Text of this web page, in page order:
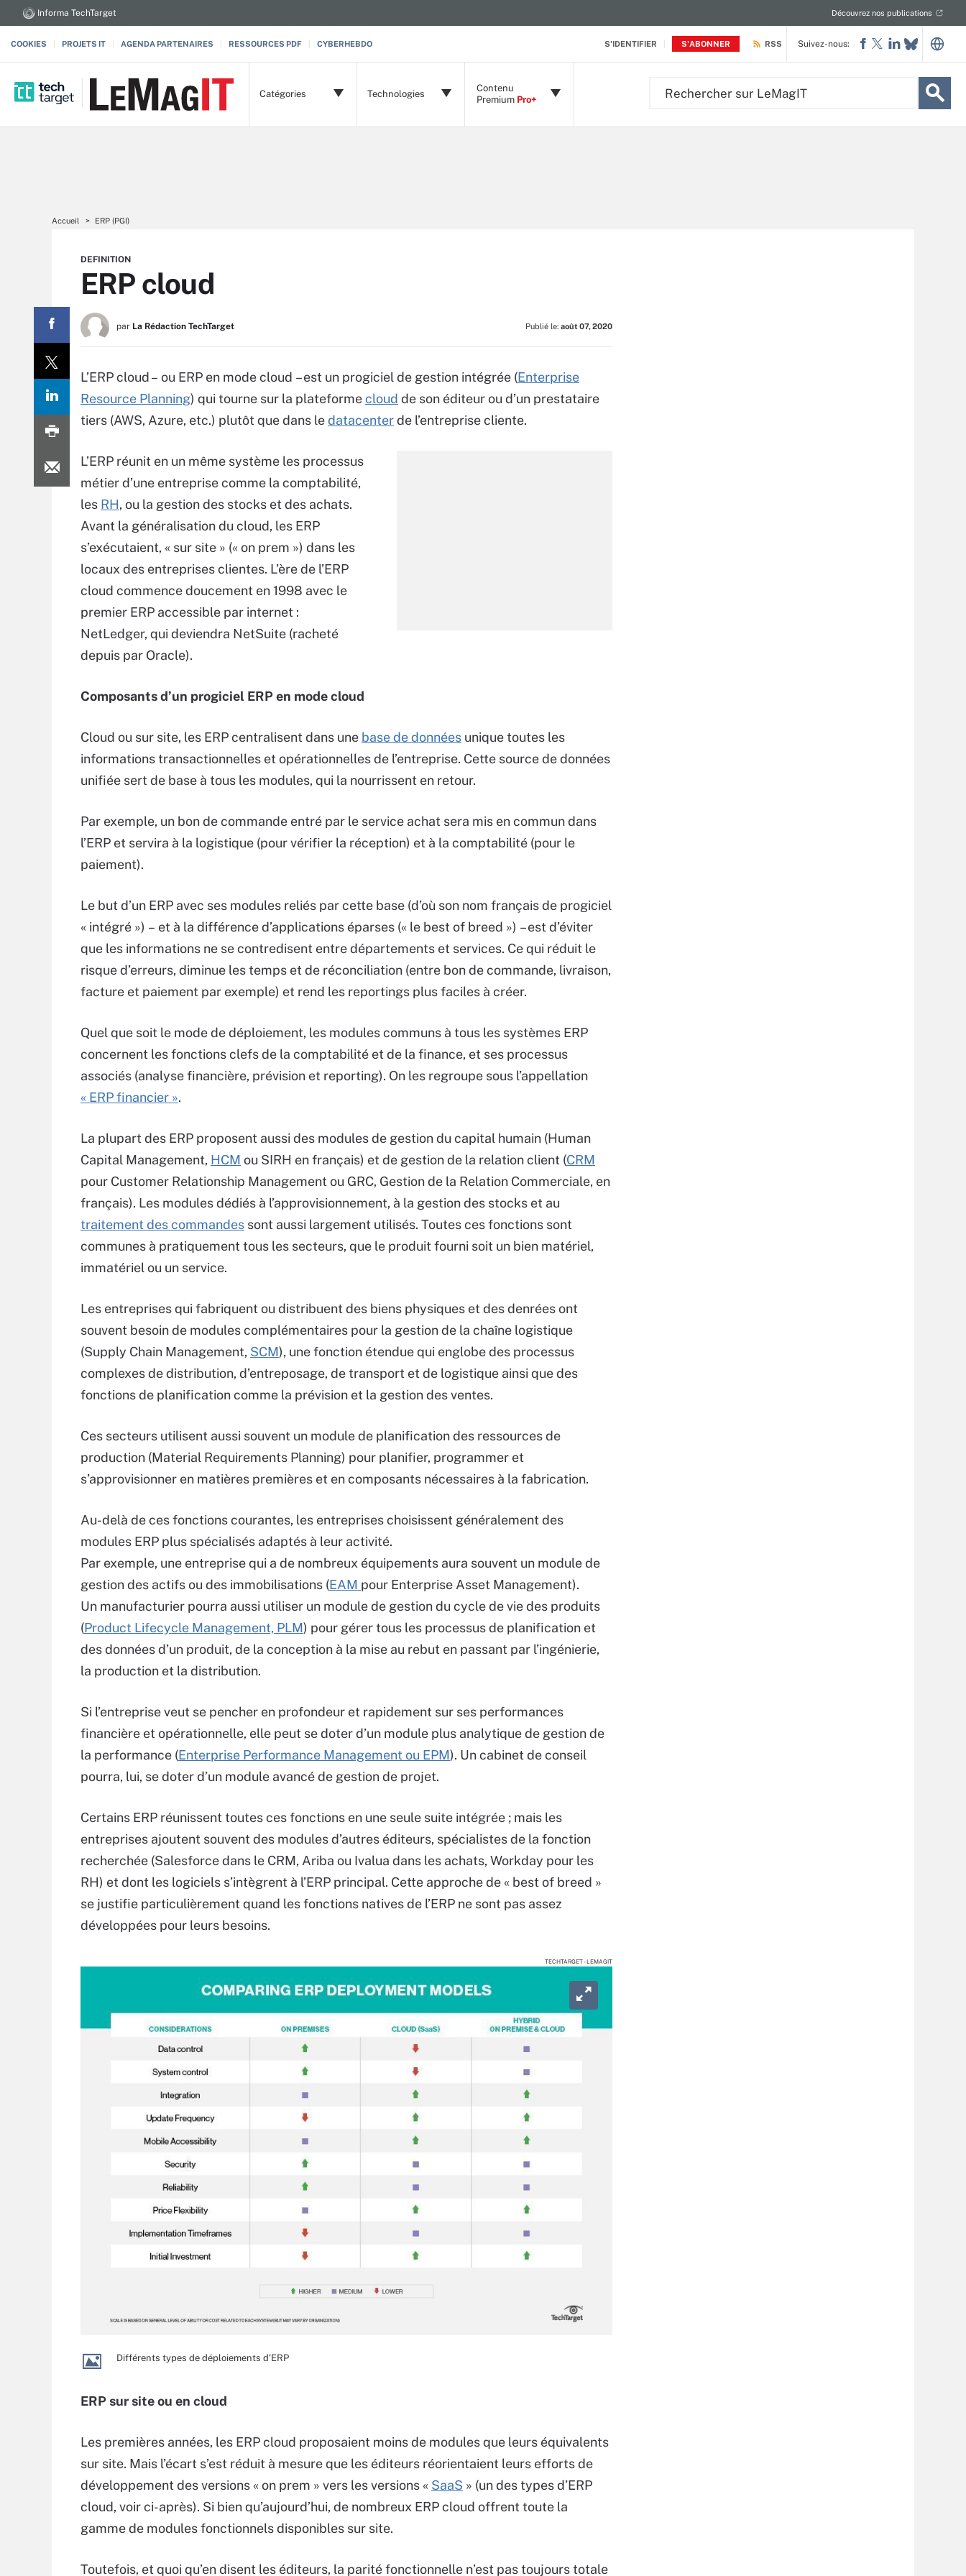
S'IDENTIFIER S'ABONNER
Informa TechTarget Découvrez nos publications
COOKIES PROJETS IT AGENDA PARTENAIRES RESSOURCES PDF CYBERHEBDO RSS
Catégories Technologies
Contenu
Premium Pro+
Suivez-nous:
Accueil ERP (PGI)
DEFINITION
ERP cloud
par La Rédaction TechTarget Publié le: août 07, 2020
L’ERP cloud – ou ERP en mode cloud – est un progiciel de gestion intégrée (Enterprise
Resource Planning) qui tourne sur la plateformecloud de son éditeur ou d’un prestataire
tiers (AWS, Azure, etc.) plutôt que dans ledatacenterde l’entreprise cliente.
L’ERP réunit en un même système les processus
métier d’une entreprise comme la comptabilité,
les RH, ou la gestion des stocks et des achats.
Avant la généralisation du cloud, les ERP
s’exécutaient, « sur site » (« on prem ») dans les
locaux des entreprises clientes. L’ère de l’ERP
cloud commence doucement en 1998 avec le
premier ERP accessible par internet :
NetLedger, qui deviendra NetSuite (racheté
depuis par Oracle).
Composants d’un progiciel ERP en mode cloud
Cloud ou sur site, les ERP centralisent dans une base de données unique toutes les
informations transactionnelles et opérationnelles de l’entreprise. Cette source de données
unifiée sert de base à tous les modules, qui la nourrissent en retour.
Par exemple, un bon de commande entré par le service achat sera mis en commun dans
l’ERP et servira à la logistique (pour vérifier la réception) et à la comptabilité (pour le
paiement).
Le but d’un ERP avec ses modules reliés par cette base (d’où son nom français de progiciel
« intégré ») – et à la différence d’applications éparses (« le best of breed ») – est d’éviter
que les informations ne se contredisent entre départements et services. Ce qui réduit le
risque d’erreurs, diminue les temps et de réconciliation (entre bon de commande, livraison,
facture et paiement par exemple) et rend les reportings plus faciles à créer.
Quel que soit le mode de déploiement, les modules communs à tous les systèmes ERP
concernent les fonctions clefs de la comptabilité et de la finance, et ses processus
associés (analyse financière, prévision et reporting). On les regroupe sous l’appellation
« ERP financier ».
La plupart des ERP proposent aussi des modules de gestion du capital humain (Human
Capital Management, HCM ou SIRH en français) et de gestion de la relation client (CRM
pour Customer Relationship Management ou GRC, Gestion de la Relation Commerciale, en
français). Les modules dédiés à l’approvisionnement, à la gestion des stocks et au
traitement des commandes sont aussi largement utilisés. Toutes ces fonctions sont
communes à pratiquement tous les secteurs, que le produit fourni soit un bien matériel,
immatériel ou un service.
Les entreprises qui fabriquent ou distribuent des biens physiques et des denrées ont
souvent besoin de modules complémentaires pour la gestion de la chaîne logistique
(Supply Chain Management, SCM), une fonction étendue qui englobe des processus
complexes de distribution, d’entreposage, de transport et de logistique ainsi que des
fonctions de planification comme la prévision et la gestion des ventes.
Ces secteurs utilisent aussi souvent un module de planification des ressources de
production (Material Requirements Planning) pour planifier, programmer et
s’approvisionner en matières premières et en composants nécessaires à la fabrication.
Au-delà de ces fonctions courantes, les entreprises choisissent généralement des
modules ERP plus spécialisés adaptés à leur activité.
Par exemple, une entreprise qui a de nombreux équipements aura souvent un module de
gestion des actifs ou des immobilisations (EAM pour Enterprise Asset Management).
Un manufacturier pourra aussi utiliser un module de gestion du cycle de vie des produits
(Product Lifecycle Management, PLM) pour gérer tous les processus de planification et
des données d’un produit, de la conception à la mise au rebut en passant par l’ingénierie,
la production et la distribution.
Si l’entreprise veut se pencher en profondeur et rapidement sur ses performances
financière et opérationnelle, elle peut se doter d’un module plus analytique de gestion de
la performance (Enterprise Performance Management ou EPM). Un cabinet de conseil
pourra, lui, se doter d’un module avancé de gestion de projet.
Certains ERP réunissent toutes ces fonctions en une seule suite intégrée ; mais les
entreprises ajoutent souvent des modules d’autres éditeurs, spécialistes de la fonction
recherchée (Salesforce dans le CRM, Ariba ou Ivalua dans les achats, Workday pour les
RH) et dont les logiciels s’intègrent à l’ERP principal. Cette approche de « best of breed »
se justifie particulièrement quand les fonctions natives de l’ERP ne sont pas assez
développées pour leurs besoins.
TECHTARGET - LEMAGIT
Différents types de déploiements d'ERP
ERP sur site ou en cloud
Les premières années, les ERP cloud proposaient moins de modules que leurs équivalents
sur site. Mais l’écart s’est réduit à mesure que les éditeurs réorientaient leurs efforts de
développement des versions « on prem » vers les versions « SaaS » (un des types d’ERP
cloud, voir ci-après). Si bien qu’aujourd’hui, de nombreux ERP cloud offrent toute la
gamme de modules fonctionnels disponibles sur site.
Toutefois, et quoi qu’en disent les éditeurs, la parité fonctionnelle n’est pas toujours totale